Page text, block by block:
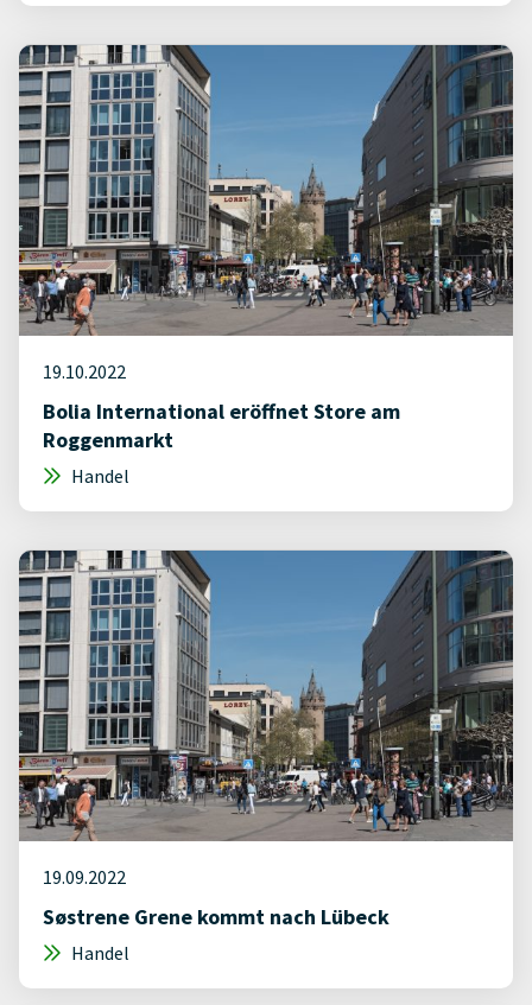
19.10.2022
Bolia International eröffnet Store am
Roggenmarkt
Handel
19.09.2022
Søstrene Grene kommt nach Lübeck
Handel